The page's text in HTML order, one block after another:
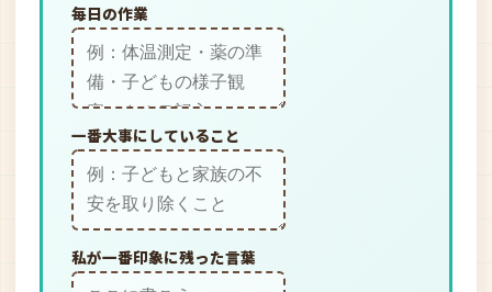
毎日の作業
一番大事にしていること
私が一番印象に残った言葉